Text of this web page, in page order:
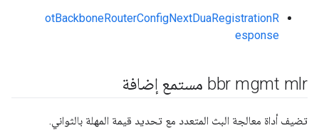
otBackboneRouterConfigNextDuaRegistrationR
esponse
bbr mgmt mlr مستمع إضافة
تضيف أداة معالجة البث المتعدد مع تحديد قيمة المهلة بالثواني.